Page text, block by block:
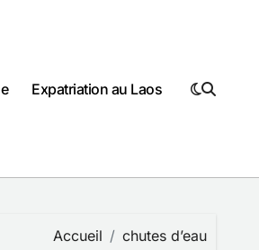
Expatriation au Laos
Accueil chutes d’eau